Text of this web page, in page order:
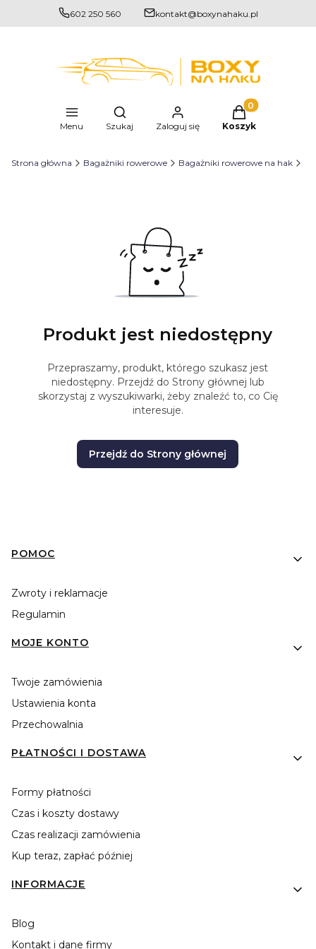
602 250 560 kontakt@boxynahaku.pl
Menu
Otwórz wyszukiwarkę
Szukaj Zaloguj się
Produkty w
Koszyk
Strona główna Bagażniki rowerowe Bagażniki rowerowe na hak
Produkt jest niedostępny
Przepraszamy, produkt, którego szukasz jest
niedostępny. Przejdź do Strony głównej lub
skorzystaj z wyszukiwarki, żeby znaleźć to, co Cię
interesuje.
Przejdź do Strony głównej
Linki w stopce
POMOC
Zwroty i reklamacje
Regulamin
MOJE KONTO
Twoje zamówienia
Ustawienia konta
Przechowalnia
PŁATNOŚCI I DOSTAWA
Formy płatności
Czas i koszty dostawy
Czas realizacji zamówienia
Kup teraz, zapłać później
INFORMACJE
Blog
Kontakt i dane firmy